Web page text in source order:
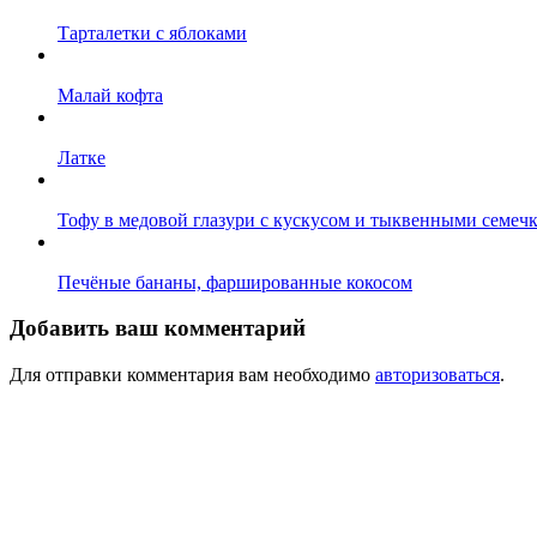
Тарталетки с яблоками
Малай кофта
Латке
Тофу в медовой глазури с кускусом и тыквенными
Печёные бананы, фаршированные кокосом
Добавить ваш комментарий
Для отправки комментария вам необходимо авторизоваться.